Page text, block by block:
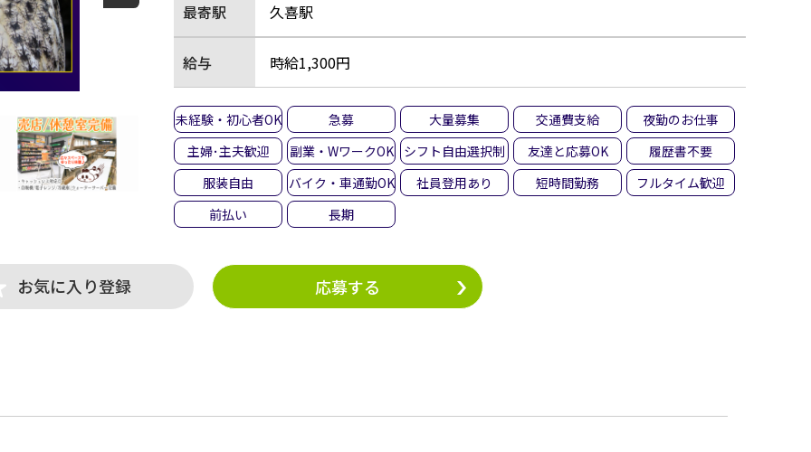
最寄駅 久喜駅
給与 時給1,300円
未経験・初心者OK 急募 大量募集 交通費支給
夜勤のお仕事
主婦･主夫歓迎
副業・WワークOK シフト自由選択制 友達と応募OK
履歴書不要
服装自由
バイク・車通勤OK 社員登用あり 短時間勤務
フルタイム歓迎
前払い
長期
お気に入り登録 応募する